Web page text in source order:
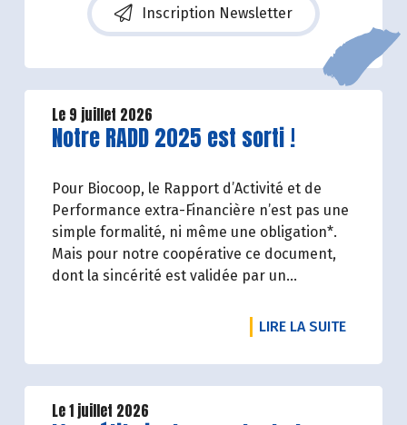
Inscription Newsletter
Le 9 juillet 2026
Lire la suite de l'article
Notre RADD 2025 est sorti !
Pour Biocoop, le Rapport d’Activité et de
Performance extra-Financière n’est pas une
simple formalité, ni même une obligation*.
Mais pour notre coopérative ce document,
dont la sincérité est validée par un
transparence vis-à-vis de l'ensemble de nos
parties prenantes (Paysan.ne.s Associé.e.s,
magasins...) et de nos clients. Il contient un
condensé des avancées réalisées par
Biocoop dans l’objectif de rendre accessible
LIRE LA SUITEDE
Le 1 juillet 2026